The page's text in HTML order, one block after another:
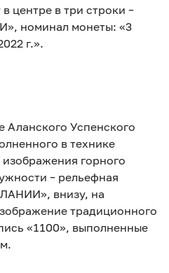
центре в три строки –
номинал монеты: «3
г.».
Аланского Успенского
в технике
горного
– рельефная
внизу, на
традиционного
«1100», выполненные